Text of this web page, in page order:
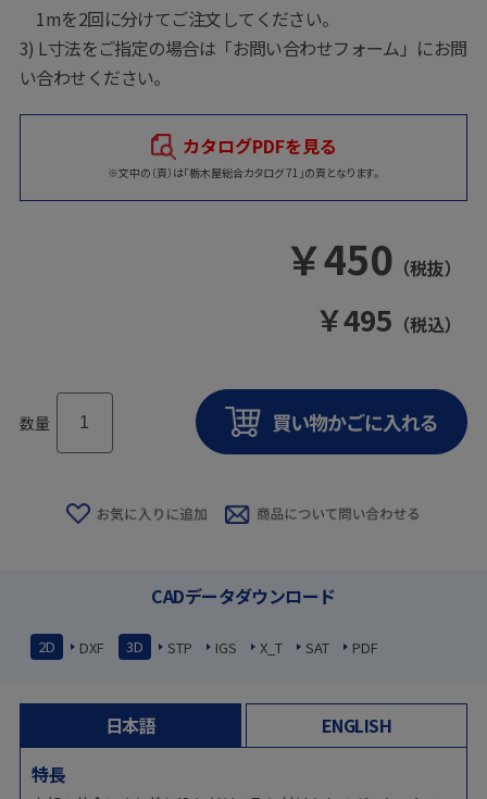
1mを2回に分けてご注文してください。
3) L寸法をご指定の場合は 「お問い合わせフォーム」 にお問
い合わせください。
カタログPDFを見る
※文中の（頁）は「栃木屋総合カタログ 71」の頁となります。
￥450 （税抜）
￥495 （税込）
数量
CADデータダウンロード
2D DXF 3D STP IGS X_T SAT PDF
日本語
ENGLISH
特長